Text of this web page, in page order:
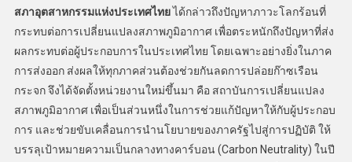
สภาอุตสาหกรรมแห่งประเทศไทยได้กล่าวถึงปัญหาภาวะโลกร้อนที่
กระทบต่อการเปลี่ยนแปลงสภาพภูมิอากาศ เพื่อตระหนักถึงปัญหาที่ส่ง
ผลกระทบต่อผู้ประกอบการในประเทศไทย โดยเฉพาะอย่างยิ่งในภาค
การส่งออก ส่งผลให้ทุกภาคส่วนต้องช่วยกันลดการปล่อยก๊าซเรือน
กระจก จึงได้จัดตั้งหน่วยงานใหม่ขึ้นมา คือ สถาบันการเปลี่ยนแปลง
สภาพภูมิอากาศ เพื่อเป็นส่วนหนึ่งในการช่วยแก้ปัญหาให้กับผู้ประกอบ
การ และช่วยขับเคลื่อนการนำนโยบายของภาครัฐไปสู่การปฏิบัติ ให้
บรรลุเป้าหมายความเป็นกลางทางคาร์บอน (Carbon Neutrality) ในปี